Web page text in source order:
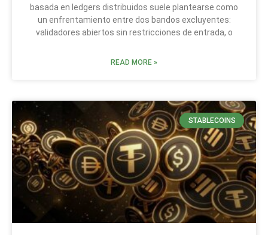
basada en ledgers distribuidos suele plantearse como
un enfrentamiento entre dos bandos excluyentes:
validadores abiertos sin restricciones de entrada, o
READ MORE »
STABLECOINS